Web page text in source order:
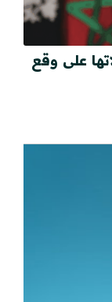
على وقع